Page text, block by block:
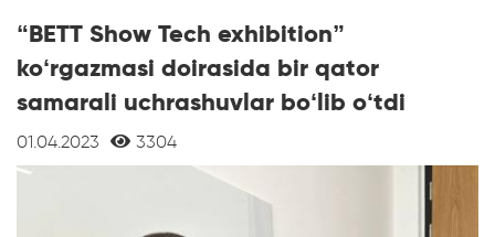
“BETT Show Tech exhibition”
koʻrgazmasi doirasida bir qator
samarali uchrashuvlar boʻlib oʻtdi
01.04.2023 3304